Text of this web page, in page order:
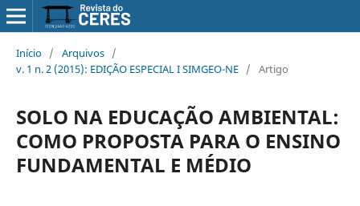
Início / Arquivos /
v. 1 n. 2 (2015): EDIÇÃO ESPECIAL I SIMGEO-NE / Artigo
SOLO NA EDUCAÇÃO AMBIENTAL:
COMO PROPOSTA PARA O ENSINO
FUNDAMENTAL E MÉDIO